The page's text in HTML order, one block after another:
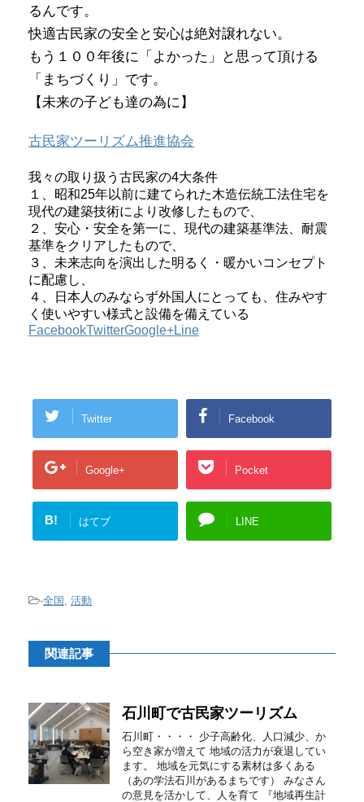
るんです。
快適古民家の安全と安心は絶対譲れない。
もう１００年後に「よかった」と思って頂ける
「まちづくり」です。
【未来の子ども達の為に】
古民家ツーリズム推進協会
我々の取り扱う古民家の4大条件
１、昭和25年以前に建てられた木造伝統工法住宅を
現代の建築技術により改修したもので、
２、安心・安全を第一に、現代の建築基準法、耐震
基準をクリアしたもので、
３、未来志向を演出した明るく・暖かいコンセプト
に配慮し、
４、日本人のみならず外国人にとっても、住みやす
く使いやすい様式と設備を備えている
FacebookTwitterGoogle+Line
Twitter Facebook
Google+ Pocket
B! はてブ LINE
-全国 , 活動
関連記事
石川町で古民家ツーリズム
石川町・・・・ 少子高齢化、人口減少、か
ら空き家が増えて 地域の活力が衰退してい
ます。 地域を元気にする素材は多くある
（あの学法石川があるまちです） みなさん
の意見を活かして、人を育て 『地域再生計